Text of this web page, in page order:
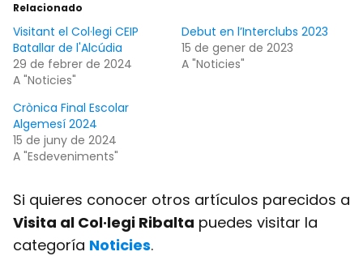
Relacionado
Visitant el Col·legi CEIP
Batallar de l'Alcúdia
29 de febrer de 2024
A "Noticies"
Debut en l’Interclubs 2023
15 de gener de 2023
A "Noticies"
Crònica Final Escolar
Algemesí 2024
15 de juny de 2024
A "Esdeveniments"
Si quieres conocer otros artículos parecidos a
Visita al Col·legi Ribalta puedes visitar la
categoría Noticies.